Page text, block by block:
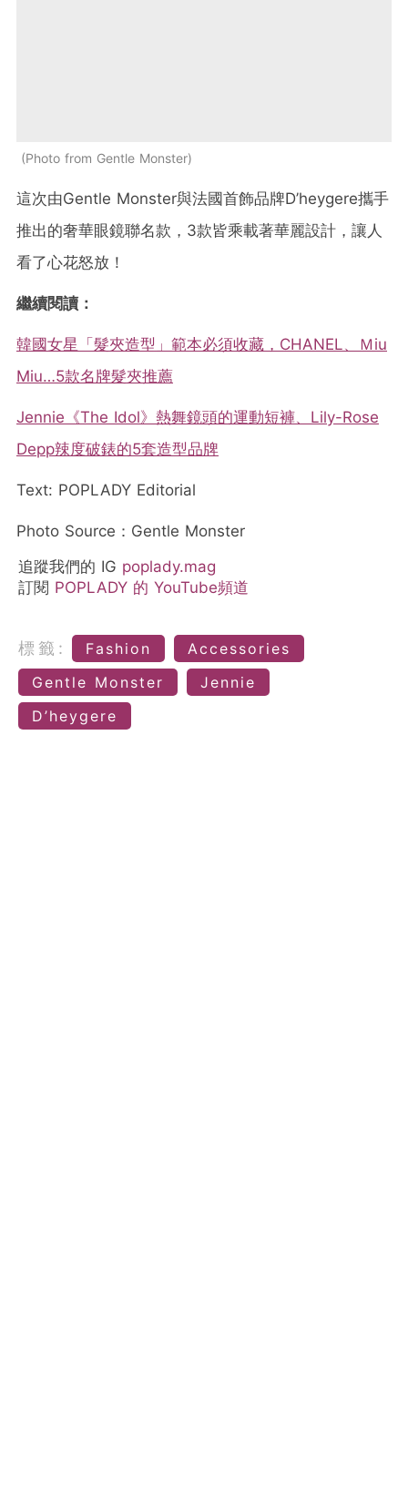
Photo from Gentle Monster
這次由Gentle Monster與法國首飾品牌D’heygere攜手
推出的奢華眼鏡聯名款，3款皆乘載著華麗設計，讓人
看了心花怒放！
繼續閱讀：
韓國女星「髮夾造型」範本必須收藏，CHANEL、Ｍiu
Miu…5款名牌髮夾推薦
Jennie《The Idol》熱舞鏡頭的運動短褲、Lily-Rose
Depp辣度破錶的5套造型品牌
Text: POPLADY Editorial
Photo Source：Gentle Monster
追蹤我們的 IG poplady.mag
訂閱 POPLADY 的 YouTube頻道
標籤: Fashion
Accessories
Gentle Monster
Jennie
D’heygere